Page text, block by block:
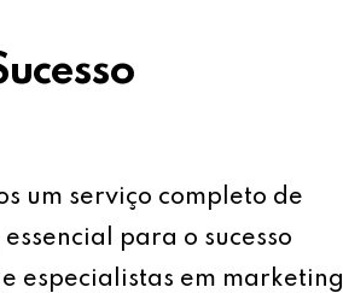
um serviço completo de
para o sucesso
especialistas em marketing